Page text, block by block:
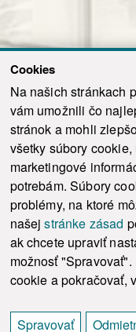
Cookies
Na našich stránkach
vám umožnili čo
stránok a mohli
všetky súbory
marketingové
potrebám. Súbory
problémy, na ktoré
našejstránke zásad
ak chcete upraviť
možnosť
cookie a pokračovať,
Spravovať
© 2021-2026 ku.sk. Všetky
This site is protected by